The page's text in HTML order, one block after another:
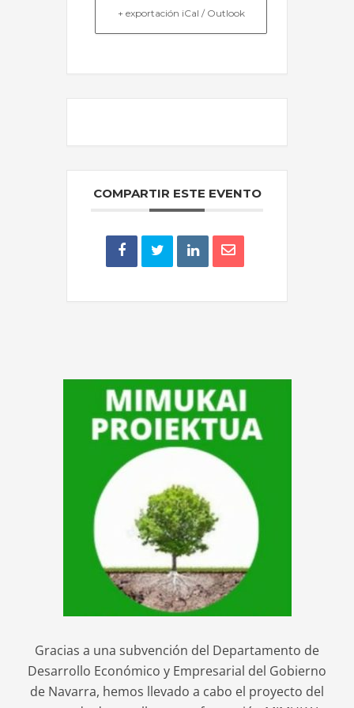
+ exportación iCal / Outlook
COMPARTIR ESTE EVENTO
Gracias a una subvención del Departamento de
Desarrollo Económico y Empresarial del Gobierno
de Navarra, hemos llevado a cabo el proyecto del